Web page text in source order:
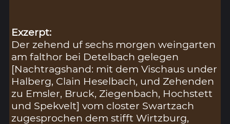
Exzerpt:
Der zehend uf sechs morgen weingarten
am falthor bei Detelbach gelegen
[Nachtragshand: mit dem Vischaus under
Halberg, Clain Heselbach, und Zehenden
zu Emsler, Bruck, Ziegenbach, Hochstett
und Spekvelt] vom closter Swartzach
zugesprochen dem stifft Wirtzburg,